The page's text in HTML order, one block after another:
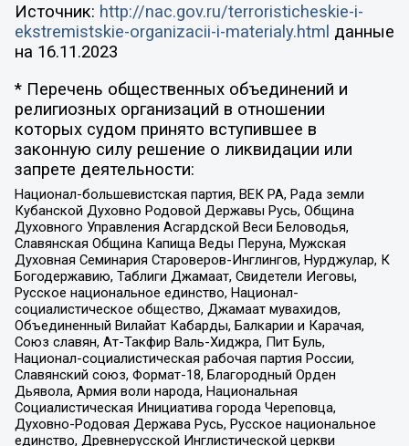
Источник: http://nac.gov.ru/terroristicheskie-i-
ekstremistskie-organizacii-i-materialy.html данные
на 16.11.2023
* Перечень общественных объединений и
религиозных организаций в отношении
которых судом принято вступившее в
законную силу решение о ликвидации или
запрете деятельности:
Национал-большевистская партия, ВЕК РА, Рада земли
Кубанской Духовно Родовой Державы Русь, Община
Духовного Управления Асгардской Веси Беловодья,
Славянская Община Капища Веды Перуна, Мужская
Духовная Семинария Староверов-Инглингов, Нурджулар, К
Богодержавию, Таблиги Джамаат, Свидетели Иеговы,
Русское национальное единство, Национал-
социалистическое общество, Джамаат мувахидов,
Объединенный Вилайат Кабарды, Балкарии и Карачая,
Союз славян, Ат-Такфир Валь-Хиджра, Пит Буль,
Национал-социалистическая рабочая партия России,
Славянский союз, Формат-18, Благородный Орден
Дьявола, Армия воли народа, Национальная
Социалистическая Инициатива города Череповца,
Духовно-Родовая Держава Русь, Русское национальное
единство, Древнерусской Инглистической церкви